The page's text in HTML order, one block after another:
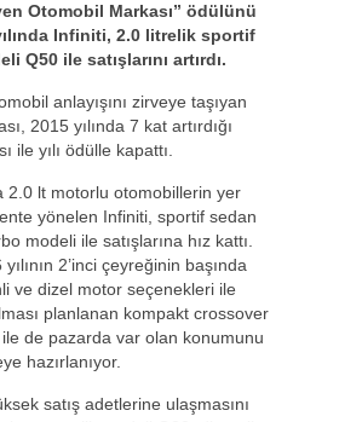
Otomobil Markası” ödülünü
Infiniti, 2.0 litrelik sportif
Q50 ile satışlarını artırdı.
anlayışını zirveye taşıyan
2015 yılında 7 kat artırdığı
ile yılı ödülle kapattı.
2.0 lt motorlu otomobillerin yer
yönelen Infiniti, sportif sedan
modeli ile satışlarına hız kattı.
2’inci çeyreğinin başında
ve dizel motor seçenekleri ile
planlanan kompakt crossover
de pazarda var olan konumunu
hazırlanıyor.
satış adetlerine ulaşmasını